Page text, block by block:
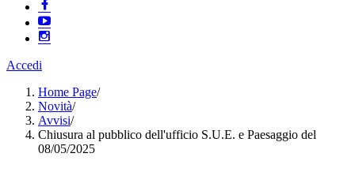
Accedi
Home Page/
Novità/
Avvisi/
Chiusura al pubblico dell'ufficio S.U.E. e Paesaggio del
08/05/2025